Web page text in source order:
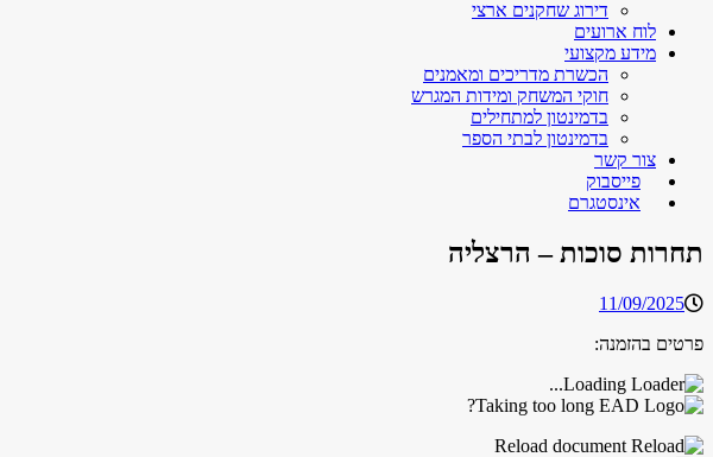
דירוג שחקנים ארצי
לוח ארועים
מידע מקצועי
הכשרת מדריכים ומאמנים
חוקי המשחק ומידות המגרש
בדמינטון למתחילים
בדמינטון לבתי הספר
צור קשר
פייסבוק
אינסטגרם
תחרות סוכות – הרצליה
11/09/2025
פרטים בהזמנה:
Loading...
Taking too long?